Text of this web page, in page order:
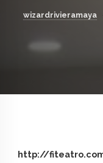
wizardrivieramaya
http://